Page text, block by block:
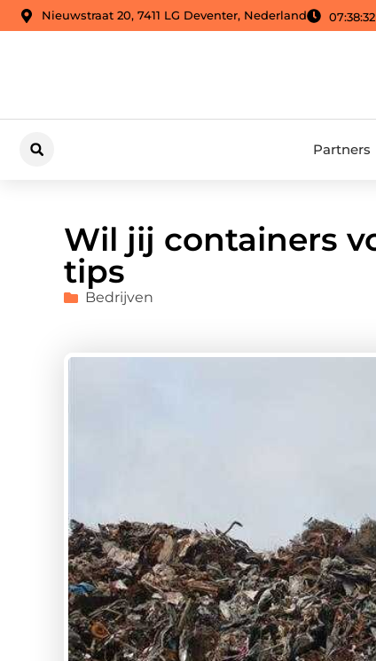
Nieuwstraat 20, 7411 LG Deventer, Nederland 07:38:34
Partners
Wil jij containers
tips
Bedrijven